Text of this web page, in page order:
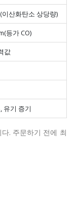
이산화탄소 상당량)
등가 CO)
값
유기 증기
. 주문하기 전에 최